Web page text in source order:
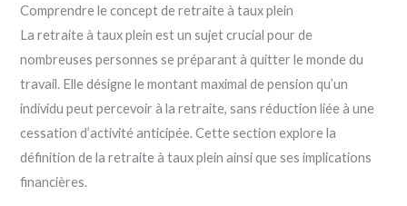
Comprendre le concept de retraite à taux plein
La retraite à taux plein est un sujet crucial pour de
nombreuses personnes se préparant à quitter le monde du
travail. Elle désigne le montant maximal de pension qu’un
individu peut percevoir à la retraite, sans réduction liée à une
cessation d’activité anticipée. Cette section explore la
définition de la retraite à taux plein ainsi que ses implications
financières.